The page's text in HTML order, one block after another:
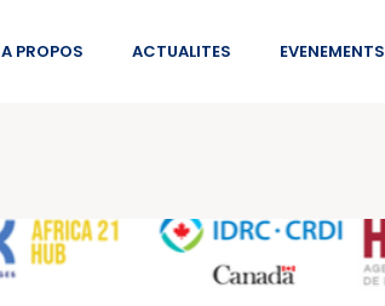
A PROPOS ACTUALITES EVENEMENTS